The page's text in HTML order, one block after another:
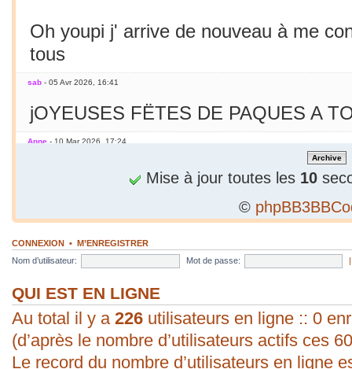
Oh youpi j' arrive de nouveau à me
tous
sab - 05 Avr 2026, 16:41
jOYEUSES FËTES DE PAQUES A
Anne - 10 Mar 2026, 17:24
Jamais essayé avec le smarphone
C'est le printemps ! Soleil chaleur...
en mars seulement !
sab - 09 Mar 2026, 19:56
bonjour ! vous arrivez à poster une
évident pour moi. Vive les P.C. ;).
Mise à jour toutes les 10
©
CONNEXION • M’ENREGISTRER
Nom d’utilisateur:
Mot de passe:
QUI EST EN LIGNE
Au total il y a 226 utilisateurs en ligne :: 0
(d’après le nombre d’utilisateurs actifs ces
Le record du nombre d’utilisateurs en ligne